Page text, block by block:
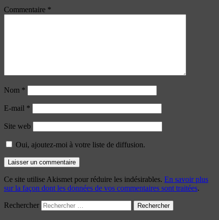
Commentaire *
Nom *
E-mail *
Site web
Oui, ajoutez-moi à votre liste de diffusion.
Ce site utilise Akismet pour réduire les indésirables. En savoir plus
sur la façon dont les données de vos commentaires sont traitées.
Rechercher